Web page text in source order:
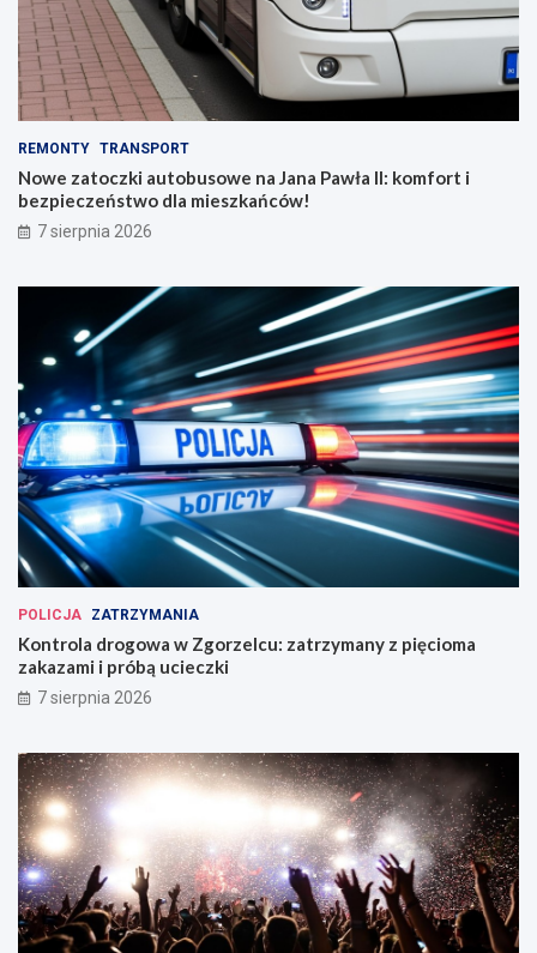
REMONTY TRANSPORT
Nowe zatoczki autobusowe na Jana Pawła II: komfort i
bezpieczeństwo dla mieszkańców!
7 sierpnia 2026
POLICJA ZATRZYMANIA
Kontrola drogowa w Zgorzelcu: zatrzymany z pięcioma
zakazami i próbą ucieczki
7 sierpnia 2026